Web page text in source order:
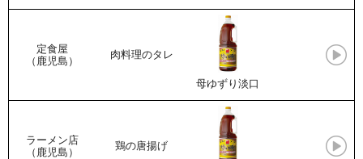
定食屋
（鹿児島）
肉料理のタレ
母ゆずり淡口
ラーメン店
（鹿児島）
鶏の唐揚げ